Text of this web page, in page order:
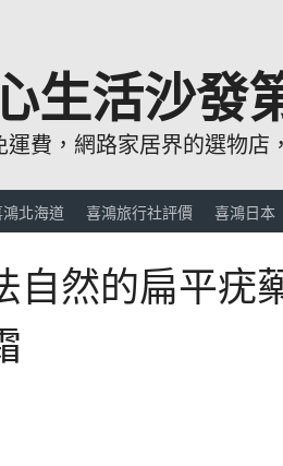
生活沙發
費，網路家居界的選物店
北海道 喜鴻旅行社評價 喜鴻日本
自然的扁平疣